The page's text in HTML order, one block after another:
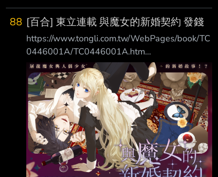
88 [百合] 東立連載 與魔女的新婚契約 發錢
https://www.tongli.com.tw/WebPages/book/TC
0446001A/TC0446001A.htm
https://i.imgur.com/o9JudB8.png 台灣畫家小跳
步新連載百合，可惜沒推特可以追 網址裡有些
設定稿很好看 https://i.imgur.com/3tbO2cJ.png
東立上連載 https://is.gd/ae6fVj 目前兩話 很美
型的百合，然後內衣很好看
https://i.imgur.com/K1Mt3wq.png 有出過 文武
雙全跟黑色流